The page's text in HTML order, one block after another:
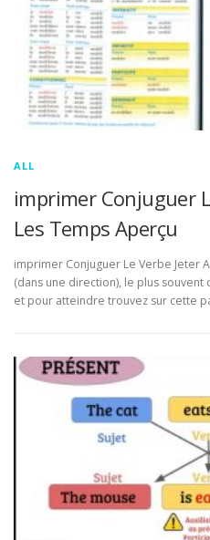
ALL
imprimer Conjuguer
Les Temps Aperçu
imprimer Conjuguer Le Verbe Jeter
(dans une direction), le plus
et pour atteindre trouvez sur cette